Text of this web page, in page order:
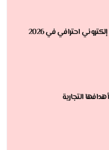
كم تبلغ تكلفة إنشاء متجر إلكتروني احترافي في 2026
التجارية